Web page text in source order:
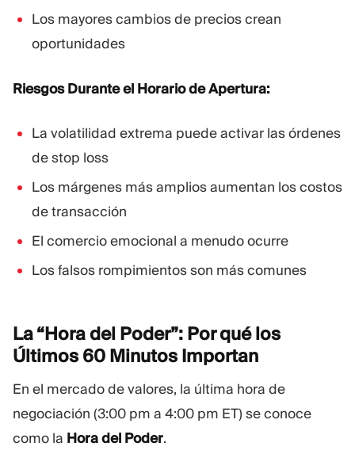
Los mayores cambios de precios crean
oportunidades
Riesgos Durante el Horario de Apertura:
La volatilidad extrema puede activar las órdenes
de stop loss
Los márgenes más amplios aumentan los costos
de transacción
El comercio emocional a menudo ocurre
Los falsos rompimientos son más comunes
La “Hora del Poder”: Por qué los
Últimos 60 Minutos Importan
En el mercado de valores, la última hora de
negociación (3:00 pm a 4:00 pm ET) se conoce
como la Hora del Poder.